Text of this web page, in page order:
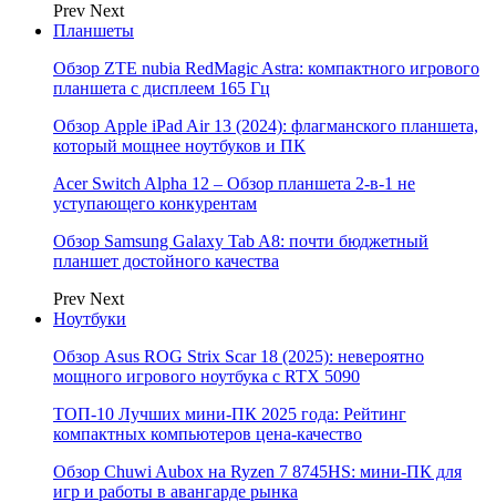
Prev Next
Планшеты
Обзор ZTE nubia RedMagic Astra: компактного игрового
планшета с дисплеем 165 Гц
Обзор Apple iPad Air 13 (2024): флагманского планшета,
который мощнее ноутбуков и ПК
Acer Switch Alpha 12 – Обзор планшета 2-в-1 не
уступающего конкурентам
Обзор Samsung Galaxy Tab A8: почти бюджетный
планшет достойного качества
Prev Next
Ноутбуки
Обзор Asus ROG Strix Scar 18 (2025): невероятно
мощного игрового ноутбука с RTX 5090
ТОП-10 Лучших мини-ПК 2025 года: Рейтинг
компактных компьютеров цена-качество
Обзор Chuwi Aubox на Ryzen 7 8745HS: мини-ПК для
игр и работы в авангарде рынка